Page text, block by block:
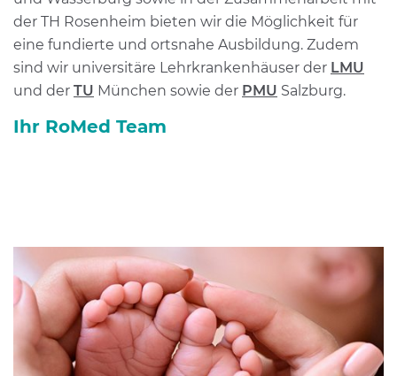
der TH Rosenheim bieten wir die Möglichkeit für
eine fundierte und ortsnahe Ausbildung. Zudem
sind wir universitäre Lehrkrankenhäuser der LMU
und der TU München sowie der PMU Salzburg.
Ihr RoMed Team